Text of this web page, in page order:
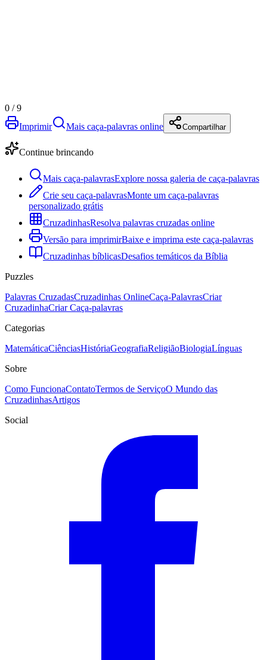
0 /9
Imprimir
Mais caça-palavras online Compartilhar
Continue brincando
Mais caça-palavrasExplore nossa galeria de caça-palavras
Crie seu caça-palavrasMonte um caça-palavras
personalizado grátis
CruzadinhasResolva palavras cruzadas online
Versão para imprimirBaixe e imprima este caça-palavras
Cruzadinhas bíblicasDesafios temáticos da Bíblia
Puzzles
Palavras CruzadasCruzadinhas OnlineCaça-PalavrasCriar
CruzadinhaCriar Caça-palavras
Categorias
MatemáticaCiênciasHistóriaGeografiaReligiãoBiologiaLínguas
Sobre
Como FuncionaContatoTermos de ServiçoO Mundo das
CruzadinhasArtigos
Social